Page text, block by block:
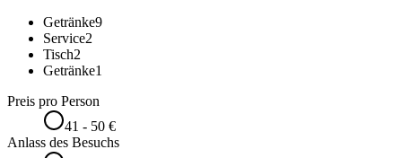
Getränke9
Service2
Tisch2
Getränke1
Preis pro Person
41 - 50 €
Anlass des Besuchs